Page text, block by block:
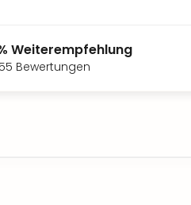
Weiterempfehlung
Bewertungen